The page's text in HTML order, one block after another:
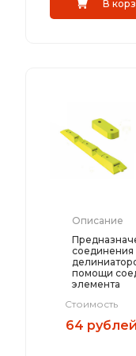
В
Описание
соединения
помощи
элемента
Стоимость
64 рублей